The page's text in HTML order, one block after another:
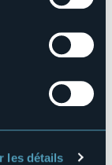
les détails